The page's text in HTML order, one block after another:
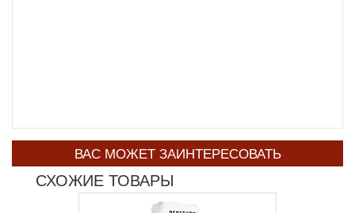
ВАС МОЖЕТ ЗАИНТЕРЕСОВАТЬ
СХОЖИЕ ТОВАРЫ